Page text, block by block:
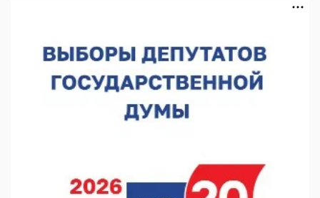
06.08.2026 15:26
Видели ночь, бежали всю ночь... На Нижневолжской
набережной прошел необычный забег
Нижегородские хирурги выполнили трансоральную